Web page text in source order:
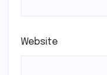
Website